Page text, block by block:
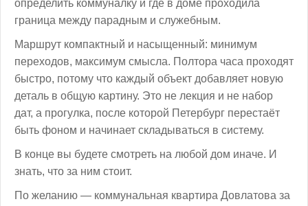
определить коммуналку и где в доме проходила
граница между парадным и служебным.
Маршрут компактный и насыщенный: минимум
переходов, максимум смысла. Полтора часа проходят
быстро, потому что каждый объект добавляет новую
деталь в общую картину. Это не лекция и не набор
дат, а прогулка, после которой Петербург перестаёт
быть фоном и начинает складываться в систему.
В конце вы будете смотреть на любой дом иначе. И
знать, что за ним стоит.
По желанию — коммунальная квартира Довлатова за